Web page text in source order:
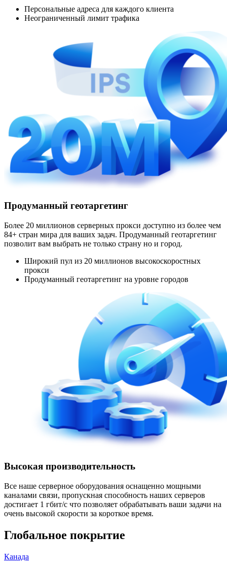
Персональные адреса для каждого клиента
Неограниченный лимит трафика
Продуманный геотаргетинг
Более 20 миллионов серверных прокси доступно из более чем
84+ стран мира для ваших задач. Продуманный геотаргетинг
позволит вам выбрать не только страну но и город.
Широкий пул из 20 миллионов высокоскоростных
прокси
Продуманный геотаргетинг на уровне городов
Высокая производительность
Все наше серверное оборудования оснащенно мощными
каналами связи, пропускная способность наших серверов
достигает 1 гбит/с что позволяет обрабатывать ваши задачи на
очень высокой скорости за короткое время.
Глобальное покрытие
Канада